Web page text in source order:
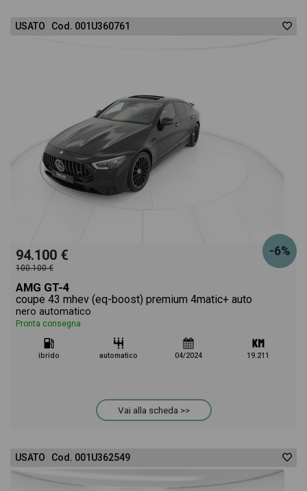
USATO Cod. 001U360761
-6%
94.100 €
100.100 €
AMG GT-4
coupe 43 mhev (eq-boost) premium 4matic+ auto
nero automatico
Pronta consegna
ibrido automatico 04/2024 19.211
Vai alla scheda >>
USATO Cod. 001U362549